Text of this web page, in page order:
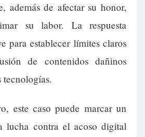
además de afectar su honor,
su labor. La respuesta
para establecer límites claros
de contenidos dañinos
tecnologías.
este caso puede marcar un
lucha contra el acoso digital